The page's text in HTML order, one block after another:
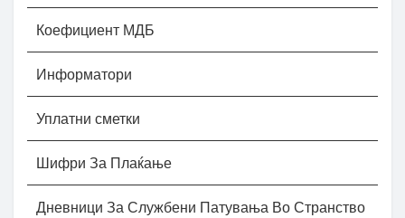
Коефициент МДБ
Информатори
Уплатни сметки
Шифри За Плаќање
Дневници За Службени Патувања Во Странство